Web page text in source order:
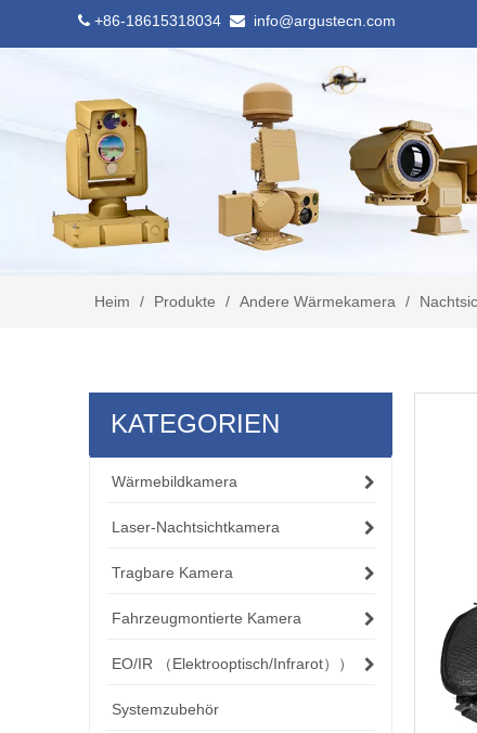
 +86-18615318034  info@argustecn.com
Heim / Produkte / Andere Wärmekamera /
KATEGORIEN
Wärmebildkamera
Laser-Nachtsichtkamera
Tragbare Kamera
Fahrzeugmontierte Kamera
EO/IR （Elektrooptisch/Infrarot））
Systemzubehör